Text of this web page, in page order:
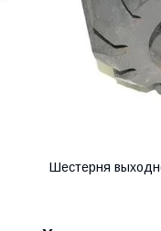
Шестерня